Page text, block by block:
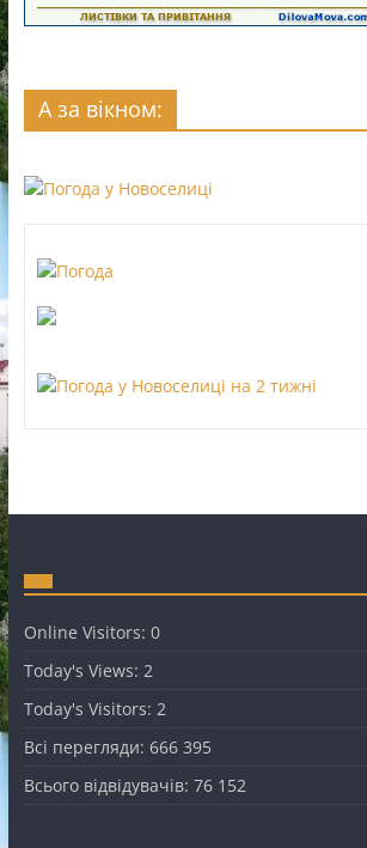
А за вікном:
Online Visitors: 0
Today's Views: 2
Today's Visitors: 2
Всі перегляди: 666 395
Всього відвідувачів: 76 152